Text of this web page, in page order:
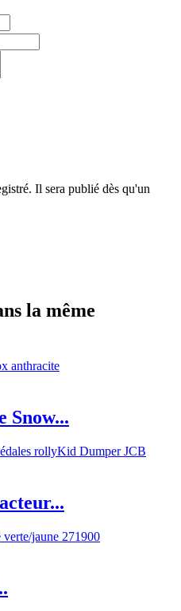
Il sera publié dès qu'un
la même
Snow...